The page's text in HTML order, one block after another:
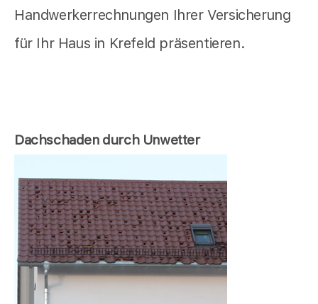
Handwerkerrechnungen Ihrer Versicherung
für Ihr Haus in Krefeld präsentieren.
Dachschaden durch Unwetter